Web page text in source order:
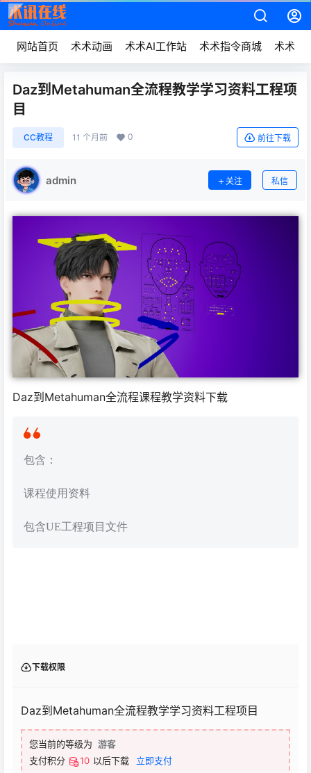
网站首页 术术动画 术术AI工作站 术术指令商城 术术动
Daz到Metahuman全流程教学学习资料工程项
目
CC教程 11 个月前 0 前往下载
admin 关注 私信
Daz到Metahuman全流程课程教学资料下载
包含：
课程使用资料
包含UE工程项目文件
下载权限
Daz到Metahuman全流程教学学习资料工程项目
您当前的等级为 游客
支付积分
10 以后下载 立即支付